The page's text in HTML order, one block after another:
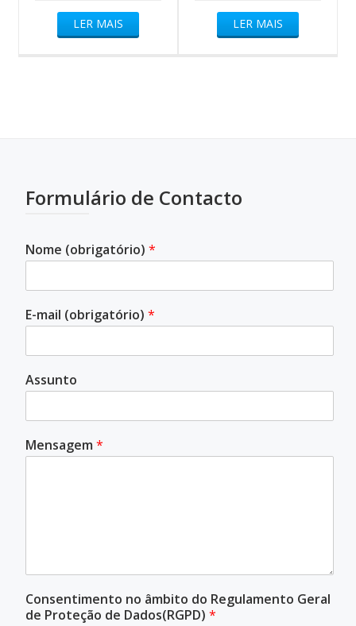
LER MAIS LER MAIS
Formulário de Contacto
Nome (obrigatório) *
E-mail (obrigatório) *
Assunto
Mensagem *
Consentimento no âmbito do Regulamento Geral
de Proteção de Dados(RGPD) *